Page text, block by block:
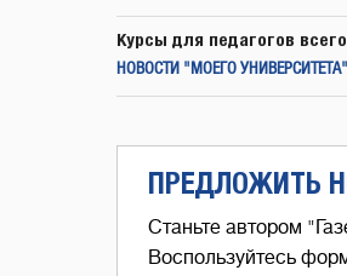
Курсы для педагогов
НОВОСТИ "МОЕГО УНИВЕРСИТЕТА"
ПРЕДЛОЖИТЬ
Станьте автором
Воспользуйтесь